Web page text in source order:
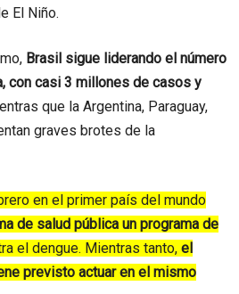
El Niño.
Brasil sigue liderando el número
con casi 3 millones de casos y
que la Argentina, Paraguay,
graves brotes de la
en el primer país del mundo
de salud pública un programa de
el dengue. Mientras tanto, el
previsto actuar en el mismo